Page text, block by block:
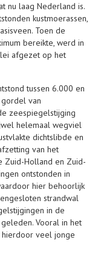
nu laag Nederland is.
kustmoerassen,
Toen de
bereikte, werd in
afgezet op het
tussen 6.000 en
van
zeespiegelstijging
helemaal wegviel
dichtslibde en
van het
Zuid-Holland en Zuid-
ontstonden in
hier behoorlijk
strandwal
in de
Vooral in het
veel jonge